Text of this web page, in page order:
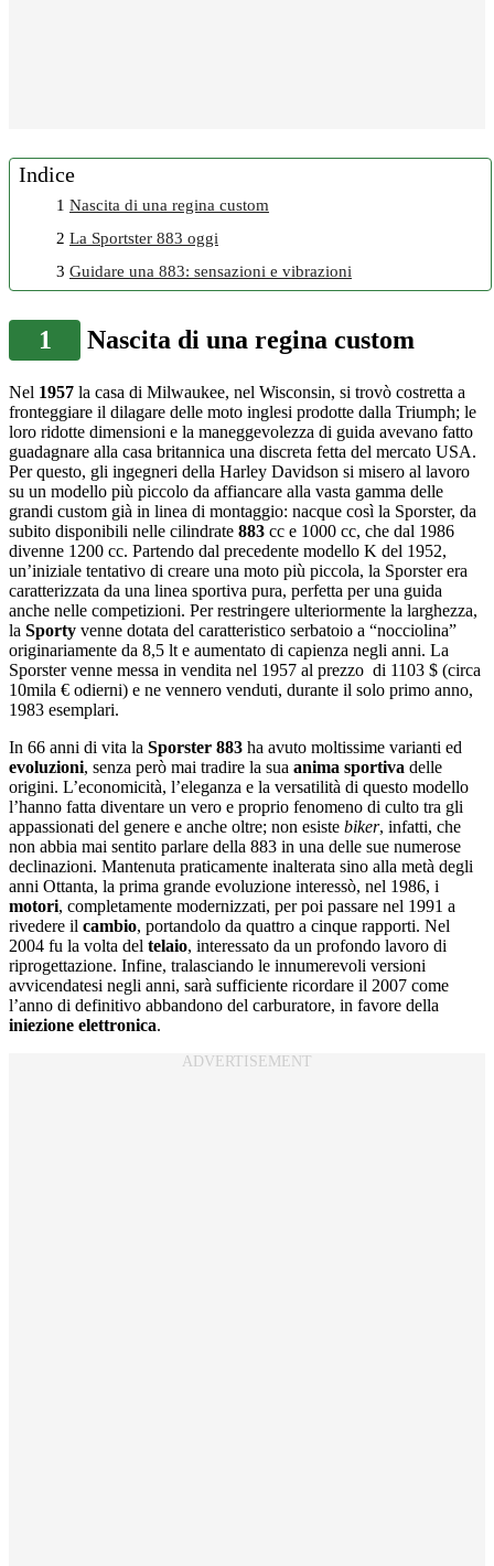
Indice
1 Nascita di una regina custom
2 La Sportster 883 oggi
3 Guidare una 883: sensazioni e vibrazioni
1 Nascita di una regina custom
Nel 1957 la casa di Milwaukee, nel Wisconsin, si trovò costretta a
fronteggiare il dilagare delle moto inglesi prodotte dalla Triumph; le
loro ridotte dimensioni e la maneggevolezza di guida avevano fatto
guadagnare alla casa britannica una discreta fetta del mercato USA.
Per questo, gli ingegneri della Harley Davidson si misero al lavoro
su un modello più piccolo da affiancare alla vasta gamma delle
grandi custom già in linea di montaggio: nacque così la Sporster, da
subito disponibili nelle cilindrate 883 cc e 1000 cc, che dal 1986
divenne 1200 cc. Partendo dal precedente modello K del 1952,
un’iniziale tentativo di creare una moto più piccola, la Sporster era
caratterizzata da una linea sportiva pura, perfetta per una guida
anche nelle competizioni. Per restringere ulteriormente la larghezza,
la Sporty venne dotata del caratteristico serbatoio a “nocciolina”
originariamente da 8,5 lt e aumentato di capienza negli anni. La
Sporster venne messa in vendita nel 1957 al prezzo di 1103 $ (circa
10mila € odierni) e ne vennero venduti, durante il solo primo anno,
1983 esemplari.
In 66 anni di vita la Sporster 883 ha avuto moltissime varianti ed
evoluzioni, senza però mai tradire la sua anima sportiva delle
origini. L’economicità, l’eleganza e la versatilità di questo modello
l’hanno fatta diventare un vero e proprio fenomeno di culto tra gli
appassionati del genere e anche oltre; non esiste biker, infatti, che
non abbia mai sentito parlare della 883 in una delle sue numerose
declinazioni. Mantenuta praticamente inalterata sino alla metà degli
anni Ottanta, la prima grande evoluzione interessò, nel 1986, i
motori, completamente modernizzati, per poi passare nel 1991 a
rivedere il cambio, portandolo da quattro a cinque rapporti. Nel
2004 fu la volta del telaio, interessato da un profondo lavoro di
riprogettazione. Infine, tralasciando le innumerevoli versioni
avvicendatesi negli anni, sarà sufficiente ricordare il 2007 come
l’anno di definitivo abbandono del carburatore, in favore della
iniezione elettronica.